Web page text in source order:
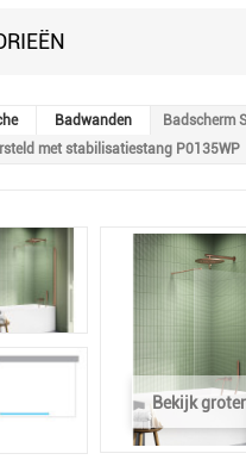
Badwanden
Badscherm
met stabilisatiestang P0135WP
Bekijk groter